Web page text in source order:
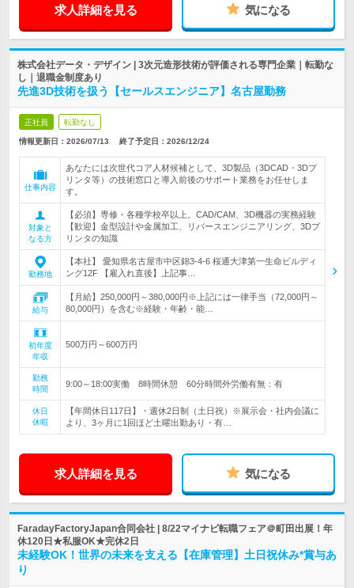
求人詳細を見る 気になる
株式会社データ・デザイン | 3次元造形技術が評価される専門企業｜転勤な
し｜退職金制度あり
先進3D技術を扱う【セールスエンジニア】名古屋勤務
正社員 転勤なし
情報更新日：2026/07/13 終了予定日： 2026/12/24
仕事内容
あなたには次世代コア人材候補として、3D製品（3DCAD・3Dプ
リンタ等）の技術窓口と導入前後のサポート業務をお任せしま
す。
対象と
なる方
【必須】専修・各種学校卒以上。CAD/CAM、3D機器の実務経験
【歓迎】金型設計や金属加工、リバースエンジニアリング、3Dプ
リンタの知識
勤務地
【本社】 愛知県名古屋市中区錦3-4-6 桜通大津第一生命ビルディ
ング12F 【雇入れ直後】上記事…
給与
【月給】250,000円～380,000円※上記には一律手当（72,000円～
80,000円）を含む※経験・年齢・能…
初年度
年収
500万円～600万円
勤務
時間
9:00～18:00実働 8時間休憩 60分時間外労働有無：有
休日
休暇
【年間休日117日】・週休2日制（土日祝）※展示会・社内会議に
より、3ヶ月に1回ほど土曜出勤あり・有…
求人詳細を見る 気になる
FaradayFactoryJapan合同会社 | 8/22マイナビ転職フェア＠町田出展！年
休120日★私服OK★完休2日
未経験OK！世界の未来を支える【在庫管理】土日祝休み*賞与あ
り